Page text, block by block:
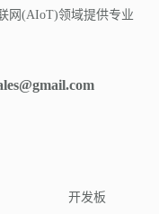
网(AIoT)领域提供专业
开发板